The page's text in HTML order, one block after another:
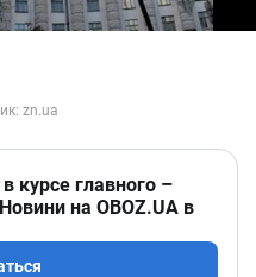
курсе главного –
на OBOZ.UA в